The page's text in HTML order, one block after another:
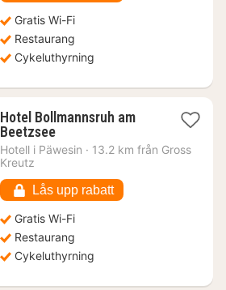
Gratis Wi-Fi
Restaurang
Cykeluthyrning
Hotel Bollmannsruh am
Beetzsee1
natt
kr.
Hotell i Päwesin · 13.2 km från Gross
Kreutz
Lås upp rabatt
Gratis Wi-Fi
Restaurang
Cykeluthyrning